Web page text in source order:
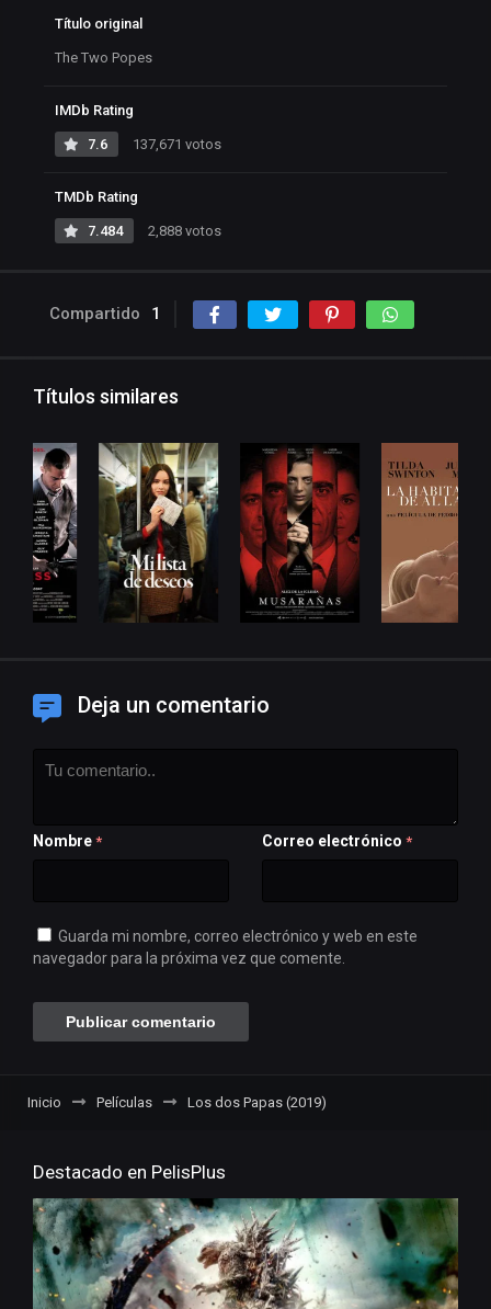
Título original
The Two Popes
IMDb Rating
7.6 137,671 votos
TMDb Rating
7.484 2,888 votos
Compartido 1
Títulos similares
Deja un comentario
Nombre * Correo electrónico *
Guarda mi nombre, correo electrónico y web en este
navegador para la próxima vez que comente.
Inicio Películas Los dos Papas (2019)
Destacado en PelisPlus